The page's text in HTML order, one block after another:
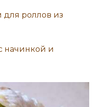
начинкой и